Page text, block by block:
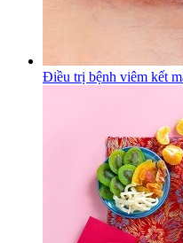
Điều trị bệnh viêm kết